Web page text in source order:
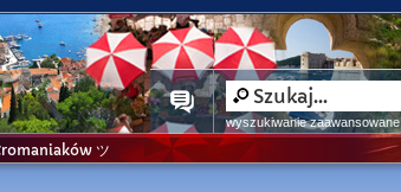
wyszukiwanie zaawansowane
ツ